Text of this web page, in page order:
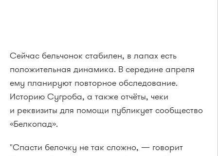
Сейчас бельчонок стабилен, в лапах есть
положительная динамика. В середине апреля
ему планируют повторное обследование.
Историю Сугроба, а также отчёты, чеки
и реквизиты для помощи публикует сообщество
«Белкопад».
"Спасти белочку не так сложно, — говорит